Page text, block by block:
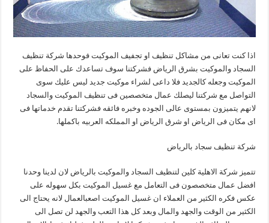
اذا كنت تعانى من مشاكل تنظيف او تجفيف الموكيت فوحدها شركة تنظيف
السجاد والموكيت بشرق الرياض فشركتنا سوف تساعدك على الحفاظ على
الموكيت وجعله كالجديد فلا داعى لشراء موكيت جديد ليس عليك سوى
التواصل مع شركتنا ليصلك عمال متخصصين فى تنظيف الموكيت والسجاد
لانهم يتميزون بمستوى عالى الجوده وخبره فائقه فشركتنا تقدم خدماتها فى
اى مكان فى الرياض او شرق الرياض او المملكه العربيه باكملها.
شركة تنظيف سجاد بالرياض
تتميز شركة الاهلية كلين لتنظيف السجاد والموكيت بالرياض لان لدينا وحدنا
افضل عمال متخصصون فى التعامل مع غسيل الموكيت بكل سهوله على
عكس فكره الكثير من العملاء ان غسيل الموكيت اصعبالعمال لانه يحتاج الى
الكثير من الوقت والجهد والمال وبعد كل هذا التعب والجهد لن تصل الى